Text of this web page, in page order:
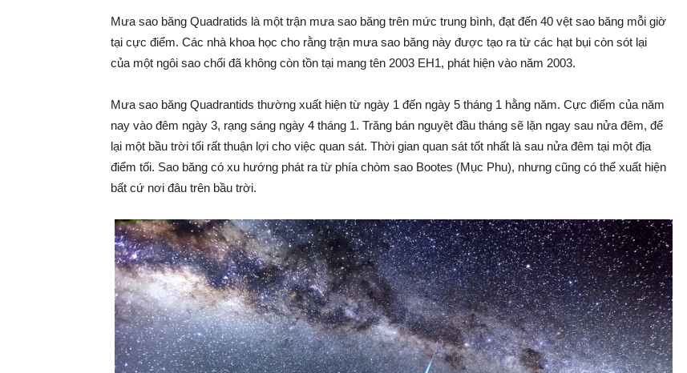
Mưa sao băng Quadratids là một trận mưa sao băng trên mức trung bình, đạt đến 40 vệt sao băng mỗi giờ
tại cực điểm. Các nhà khoa học cho rằng trận mưa sao băng này được tạo ra từ các hạt bụi còn sót lại
của một ngôi sao chổi đã không còn tồn tại mang tên 2003 EH1, phát hiện vào năm 2003.
Mưa sao băng Quadrantids thường xuất hiện từ ngày 1 đến ngày 5 tháng 1 hằng năm. Cực điểm của năm
nay vào đêm ngày 3, rạng sáng ngày 4 tháng 1. Trăng bán nguyệt đầu tháng sẽ lặn ngay sau nửa đêm, để
lại một bầu trời tối rất thuận lợi cho việc quan sát. Thời gian quan sát tốt nhất là sau nửa đêm tại một địa
điểm tối. Sao băng có xu hướng phát ra từ phía chòm sao Bootes (Mục Phu), nhưng cũng có thể xuất hiện
bất cứ nơi đâu trên bầu trời.